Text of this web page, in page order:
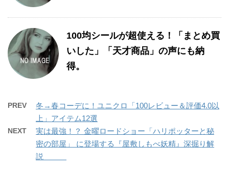
100均シールが超使える！「まとめ買
いした」「天才商品」の声にも納
得。
PREV
冬→春コーデに！ユニクロ「100レビュー＆評価4.0以
上」アイテム12選
NEXT
実は最強！？ 金曜ロードショー「ハリポッターと秘
密の部屋」 に登場する『屋敷しもべ妖精』深掘り解
説